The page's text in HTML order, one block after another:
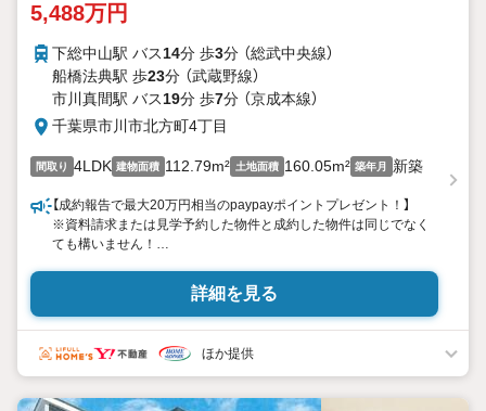
5,488万円
下総中山駅 バス14分 歩3分 （総武中央線）
船橋法典駅 歩23分 （武蔵野線）
市川真間駅 バス19分 歩7分 （京成本線）
千葉県市川市北方町4丁目
間取り 4LDK 建物面積 112.79m² 土地面積 160.05m² 築年月 新築
【成約報告で最大20万円相当のpaypayポイントプレゼント！】
※資料請求または見学予約した物件と成約した物件は同じでなく
ても構いません！
【市川市北方町5期 Grace×Terrace】
収納豊富！約23帖の広いLDK！デザイナー監修の新築物件♪
・カースペース2台分完備
・土間収納＋リネン庫＋WIC2つ付きで収納量豊富
・ワイドバルコニーで洗濯物をたっぷり干せる
詳細を見る
ほか提供